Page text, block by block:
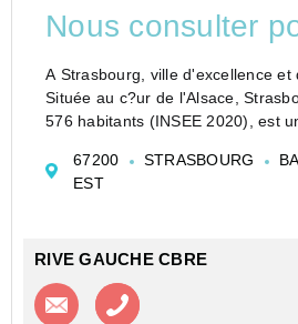
Nous consulter
A Strasbourg, ville d'excellence et
Située au c?ur de l'Alsace,
576 habitants (INSEE 2020), est
international, son université de
67200 STRASBOURG
EST
RIVE GAUCHE CBRE
Contacter l'agence